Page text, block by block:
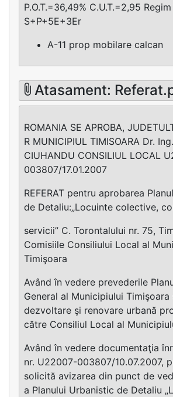
P.O.T.=36,49% C.U.T.=2,95
S+P+5E+3Er
A-11 prop mobilare calcan
Atasament:
ROMANIA SE APROBA,
R MUNICIPIUL TIMISOARA Dr.
CIUHANDU CONSILIUL LOCAL
003807/17.01.2007
REFERAT pentru aprobarea
de Detaliu:„Locuinte colective,
servicii” C. Torontalului nr. 75,
Comisiile Consiliului Local al
Timişoara
Având în vedere prevederile
General al Municipiului
dezvoltare şi renovare urbană
către Consiliul Local al
Având în vedere documentaţia
nr. U22007-003807/10.07.2007,
solicită avizarea din punct de
a Planului Urbanistic de Detaliu